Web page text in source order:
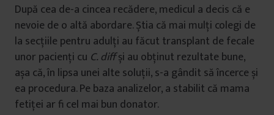
După cea de-a cincea recădere, medicul a decis că e
nevoie de o altă abordare. Știa că mai mulți colegi de
la secțiile pentru adulți au făcut transplant de fecale
unor pacienți cu C. diffși au obținut rezultate bune,
așa că, în lipsa unei alte soluții, s-a gândit să încerce și
ea procedura. Pe baza analizelor, a stabilit că mama
fetiței ar fi cel mai bun donator.